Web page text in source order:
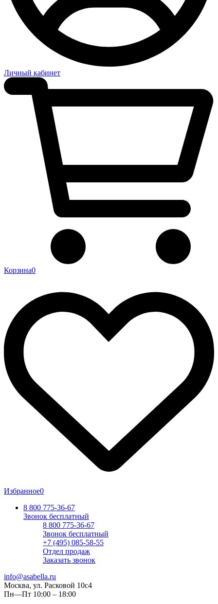
Личный кабинет
Корзина0
Избранное0
8 800 775-36-67
Звонок бесплатный
8 800 775-36-67
Звонок бесплатный
+7 (495) 085-58-55
Отдел продаж
Заказать звонок
info@asabella.ru
Москва, ул. Расковой 10с4
Пн—Пт 10:00 – 18:00